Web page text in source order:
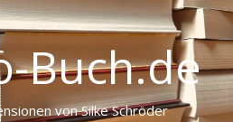
Buch.de
von Silke Schröder